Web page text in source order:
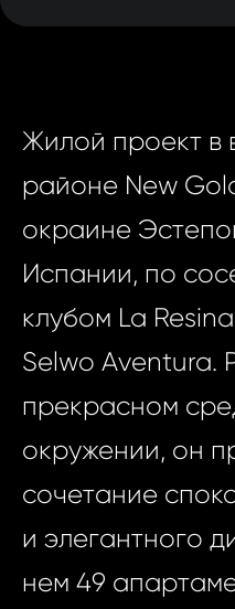
Жилой проект в
районе New
окраине
Испании, по
клубом La
Selwo Aventura.
прекрасном
окружении, он
сочетание
и элегантного
нем 49